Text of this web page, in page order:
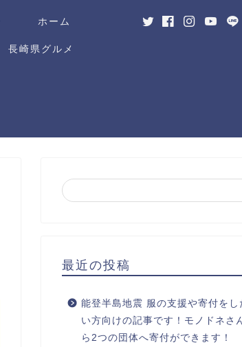
ホーム
長崎県グルメ
最近の投稿
能登半島地震 服の支援や寄付をし
い方向けの記事です！モノドネさ
ら2つの団体へ寄付ができます！